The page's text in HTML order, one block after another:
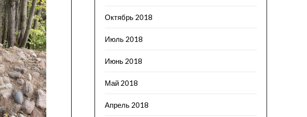
Октябрь 2018
Июль 2018
Июнь 2018
Май 2018
Апрель 2018